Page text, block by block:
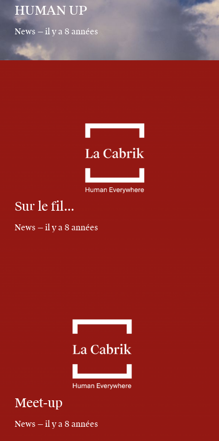
HUMAN UP
News — il y a 8 années
Sur le fil...
News — il y a 8 années
Meet-up
News — il y a 8 années